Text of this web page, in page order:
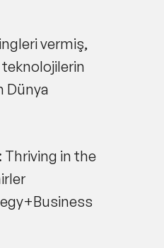
vermiş,
Dünya
Thriving in the